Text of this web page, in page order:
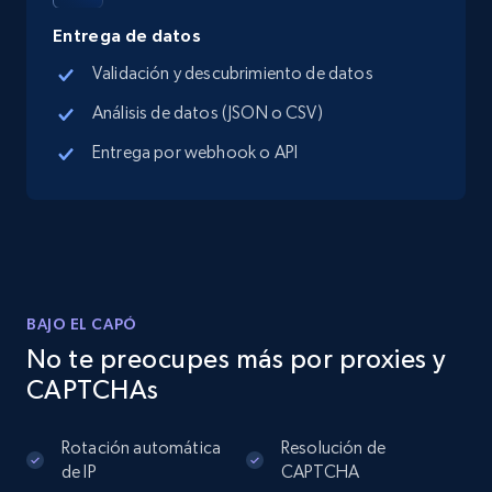
Instagram - Posts
URL, User posted, Description, Hashtags, Num
comments, Date posted, Likes, Photos, and
more.
specific URLs by using profile URL
URL, User posted, Description, Hashtags, Num
comments, Date posted, Likes, Photos, and
more.
13.2K+ Prueba gratuita
Entrega de datos
Validación y descubrimiento de datos
Análisis de datos (JSON o CSV)
Entrega por webhook o API
BAJO EL CAPÓ
No te preocupes más por proxies y
CAPTCHAs
Rotación automática
de IP
Resolución de
CAPTCHA